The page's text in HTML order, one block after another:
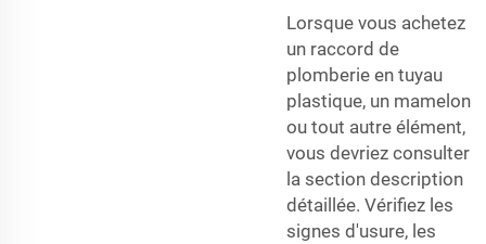
Lorsque vous achetez
un raccord de
plomberie en tuyau
plastique, un mamelon
ou tout autre élément,
vous devriez consulter
la section description
détaillée. Vérifiez les
signes d'usure, les